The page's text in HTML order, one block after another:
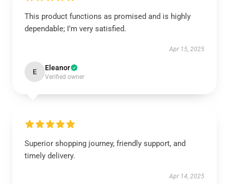
This product functions as promised and is highly
dependable; I’m very satisfied.
Apr 15, 2025
E Eleanor
Verified owner
Superior shopping journey, friendly support, and
timely delivery.
Apr 14, 2025